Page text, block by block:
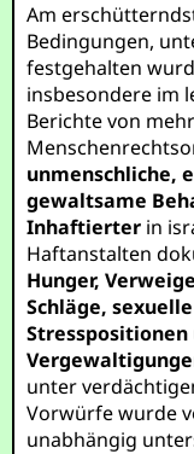
Am
Bedingungen,
festgehalten
insbesondere im
Berichte von
unmenschliche,
gewaltsame
Inhaftierter in
Haftanstalten
Hunger,
Schläge,
Stresspositionen
unter
Vorwürfe wurde
unabhängig